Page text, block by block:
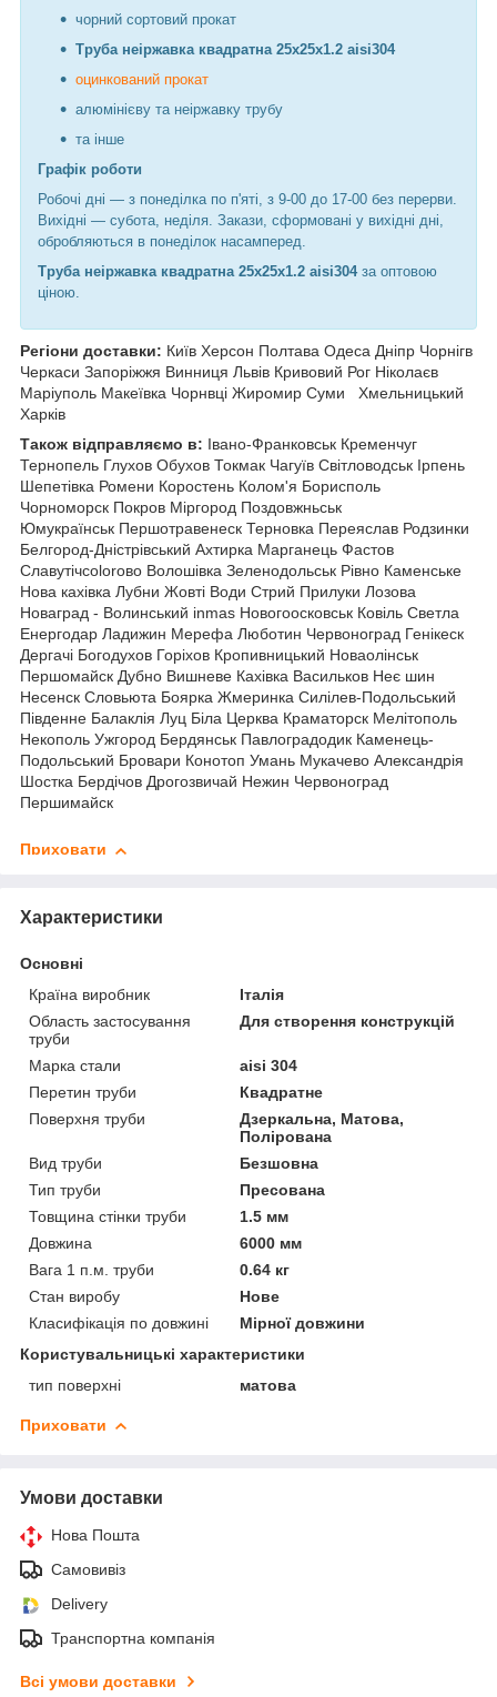
чорний сортовий прокат
Труба неіржавка квадратна 25х25х1.2 aisi304
оцинкований прокат
алюмінієву та неіржавку трубу
та інше
Графік роботи
Робочі дні — з понеділка по п'яті, з 9-00 до 17-00 без перерви.
Вихідні — субота, неділя. Закази, сформовані у вихідні дні,
обробляються в понеділок насамперед.
Труба неіржавка квадратна 25х25х1.2 aisi304за оптовою
ціною.
Регіони доставки: Київ Херсон Полтава Одеса Дніпр Чорнiгв
Черкаси Запоріжжя Винниця Львів Кривовий Рог Ніколаєв
Маріуполь Макеївка Чорнвці Жиромир Суми
Хмельницький
Харків
Також відправляємо в: Івано-Франковськ Кременчуг
Тернопель Глухов Обухов Токмак Чагуїв Світловодськ Ірпень
Шепетівка Ромени Коростень Колом'я Борисполь
Чорноморск Покров Міргород Поздовжньськ
Юмукраїнськ Першотравенеск Терновка Переяслав Родзинки
Белгород-Дністрівський Ахтирка Марганець Фастов
Славутічcolorово Волошівка Зеленодольськ Рівно Каменське
Нова кахівка Лубни Жовті Води Стрий Прилуки Лозова
Новаград - Волинський inmas Новогоосковськ Ковіль Светла
Енергодар Ладижин Мерефа Люботин Червоноград Генікеск
Дергачі Богодухов Горіхов Кропивницький Новаолінськ
Першомайск Дубно Вишневе Кахівка Васильков Неє шин
Несенск Словьюта Боярка Жмеринка Силілев-Подольський
Південне Балаклія Луц Біла Церква Краматорск Мелітополь
Некополь Ужгород Бердянськ Павлоградодик Каменець-
Подольський Бровари Конотоп Умань Мукачево Александрія
Шостка Бердічов Дрогозвичай Нежин Червоноград
Першимайск
Приховати
Характеристики
Основні
Країна виробник
Італія
Область застосування
труби
Для створення конструкцій
Марка стали
aisi 304
Перетин труби
Квадратне
Поверхня труби
Дзеркальна, Матова,
Полірована
Вид труби
Безшовна
Тип труби
Пресована
Товщина стінки труби
1.5 мм
Довжина
6000 мм
Вага 1 п.м. труби
0.64 кг
Стан виробу
Нове
Класифікація по довжині
Мірної довжини
Користувальницькі характеристики
тип поверхні
матова
Приховати
Умови доставки
Нова Пошта
Самовивіз
Delivery
Транспортна компанія
Всі умови доставки